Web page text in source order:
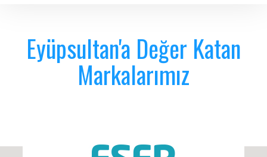
Eyüpsultan'a Değer Katan
Markalarımız